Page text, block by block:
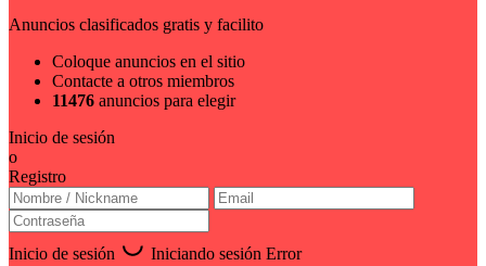
Anuncios clasificados gratis y facilito
Coloque anuncios en el sitio
Contacte a otros miembros
11476 anuncios para elegir
Inicio de sesión
o
Registro
Inicio de sesión Iniciando sesión Error